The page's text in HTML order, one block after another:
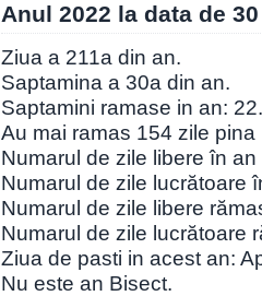
Anul 2022 la data de
Ziua a 211a din an.
Saptamina a 30a din an.
Saptamini ramase in an: 22.
Au mai ramas 154 zile pina
Numarul de zile libere în
Numarul de zile lucrătoare
Numarul de zile libere
Numarul de zile lucrătoare
Ziua de pasti in acest an:
Nu este an Bisect.